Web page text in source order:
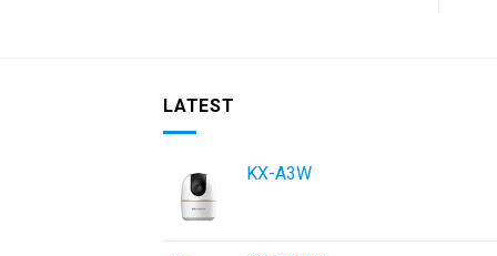
LATEST
KX-A3W